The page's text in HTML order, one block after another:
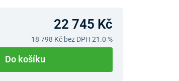
22 745 Kč
18 798 Kčbez DPH 21.0 %
Do košíku